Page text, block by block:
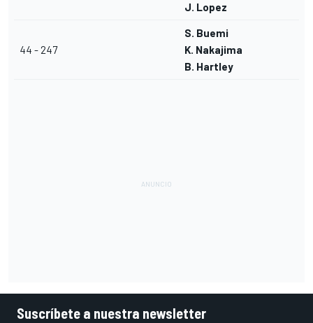
J. Lopez
44 - 247
S. Buemi
K. Nakajima
B. Hartley
Suscríbete a nuestra newsletter